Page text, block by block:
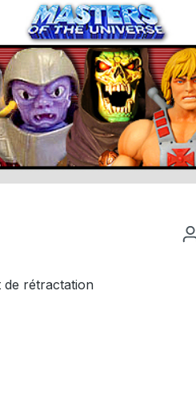
de rétractation